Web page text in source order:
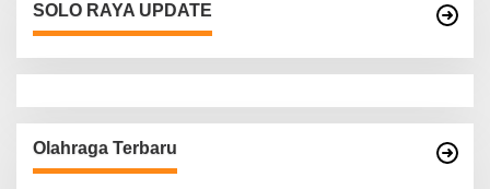
SOLO RAYA UPDATE
Olahraga Terbaru